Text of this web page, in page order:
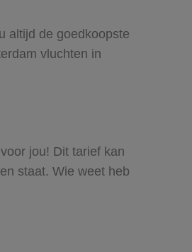
altijd de goedkoopste
vluchten in
jou! Dit tarief kan
staat. Wie weet heb